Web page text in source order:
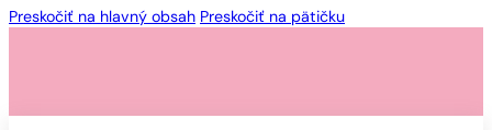
Preskočiť na hlavný obsah Preskočiť na pätičku